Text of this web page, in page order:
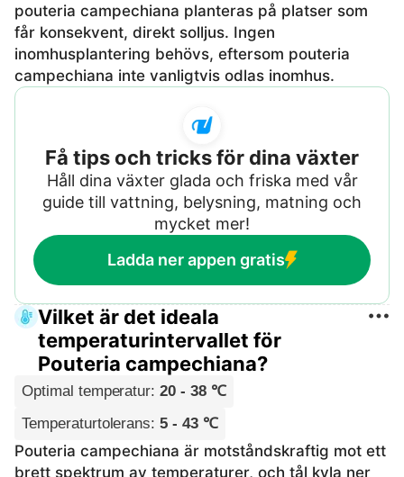
pouteria campechiana planteras på platser som
får konsekvent, direkt solljus. Ingen
inomhusplantering behövs, eftersom pouteria
campechiana inte vanligtvis odlas inomhus.
Få tips och tricks för dina växter
Håll dina växter glada och friska med vår
guide till vattning, belysning, matning och
mycket mer!
Ladda ner appen gratis
Vilket är det ideala
temperaturintervallet för
Pouteria campechiana?
Optimal temperatur: 20 - 38 ℃
Temperaturtolerans: 5 - 43 ℃
Pouteria campechiana är motståndskraftig mot ett
brett spektrum av temperaturer, och tål kyla ner